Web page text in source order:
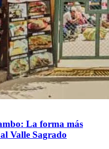
La forma más
Valle Sagrado